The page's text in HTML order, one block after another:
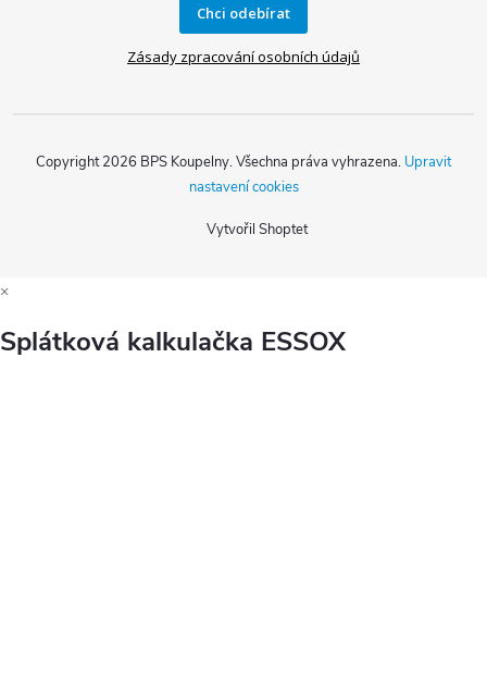
Chci odebírat
Zásady zpracování osobních údajů
Vytvořil Shoptet
Copyright 2026 BPS Koupelny. Všechna práva vyhrazena. Upravit
nastavení cookies
×
Splátková kalkulačka ESSOX